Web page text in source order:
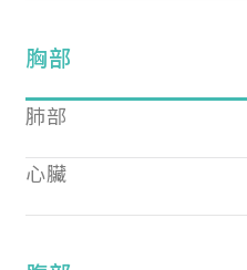
胸部
肺部
心臟